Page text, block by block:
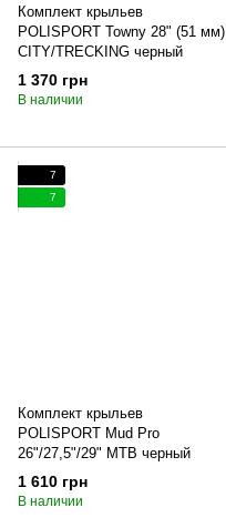
Комплект крыльев
POLISPORT Towny 28" (51 мм)
CITY/TRECKING черный
1 370 грн
В наличии
7
7
Комплект крыльев
POLISPORT Mud Pro
26"/27,5"/29" MTB черный
1 610 грн
В наличии